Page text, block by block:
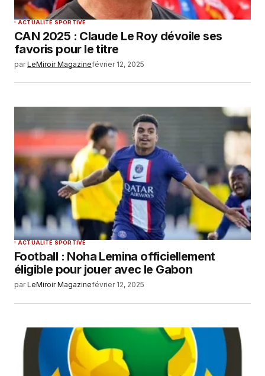
ACTUALITÉ SPORTIVE
CAN 2025 : Claude Le Roy dévoile ses
favoris pour le titre
par LeMiroir Magazinefévrier 12, 2025
ACTUALITÉ SPORTIVE
Football : Noha Lemina officiellement
éligible pour jouer avec le Gabon
par LeMiroir Magazinefévrier 12, 2025